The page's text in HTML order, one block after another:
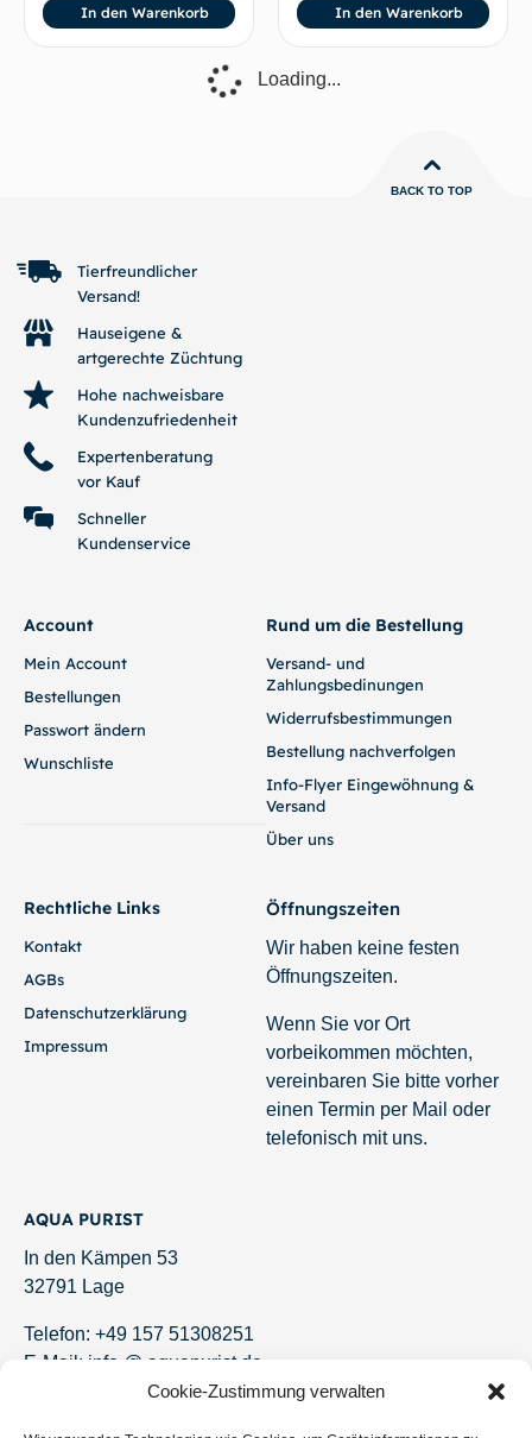
Cookie-Zustimmung verwalten
In den Warenkorb In den Warenkorb
Spitze
Blasenschnecke
(Physella acuta /
fontinalis)
1,00€
In den Warenkorb
SNOW
Panagrellus
redivivus –
Mikrowürmchen –
Zuchtansatz
5,00€
Amanogarnele
(Caridina
4,00€-6,00€